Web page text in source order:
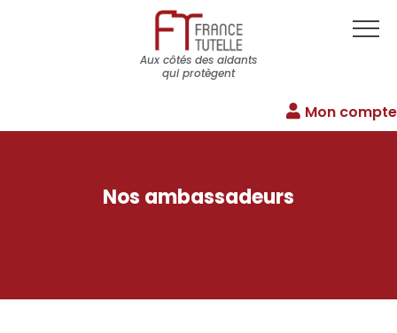
Aux côtés des aidants
qui protègent
Mon compte
Nos ambassadeurs